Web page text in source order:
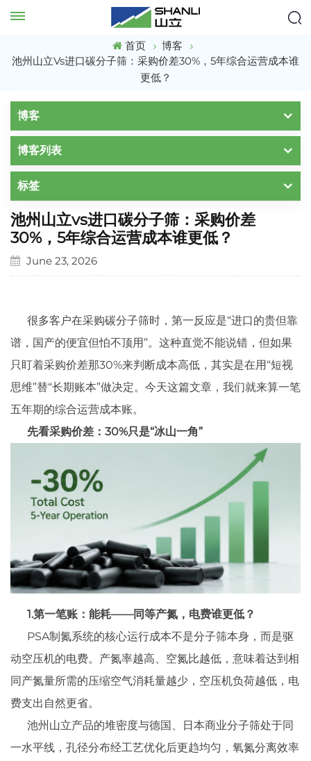
首页
博客
池州山立vs进口碳分子筛：采购价差30%，5年综合运营成本谁
更低？
博客
博客列表
标签
池州山立vs进口碳分子筛：采购价差
30%，5年综合运营成本谁更低？
June 23, 2026
很多客户在采购碳分子筛时，第一反应是“进口的贵但靠
谱，国产的便宜但怕不顶用”。这种直觉不能说错，但如果
只盯着采购价差那30%来判断成本高低，其实是在用“短视
思维”替“长期账本”做决定。今天这篇文章，我们就来算一笔
五年期的综合运营成本账。
先看采购价差：30%只是“冰山一角”
1.第一笔账：能耗——同等产氮，电费谁更低？
PSA制氮系统的核心运行成本不是分子筛本身，而是驱
动空压机的电费。产氮率越高、空氮比越低，意味着达到相
同产氮量所需的压缩空气消耗量越少，空压机负荷越低，电
费支出自然更省。
池州山立产品的堆密度与德国、日本商业分子筛处于同
一水平线，孔径分布经工艺优化后更趋均匀，氧氮分离效率